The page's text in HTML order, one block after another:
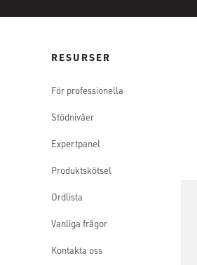
RESURSER
För professionella
Stödnivåer
Expertpanel
Produktskötsel
Ordlista
Vanliga frågor
Kontakta oss